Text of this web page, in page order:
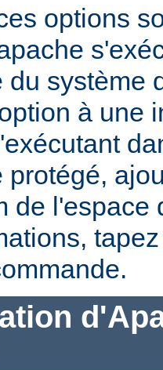
options
du système
à une
protégé,
de l'espace